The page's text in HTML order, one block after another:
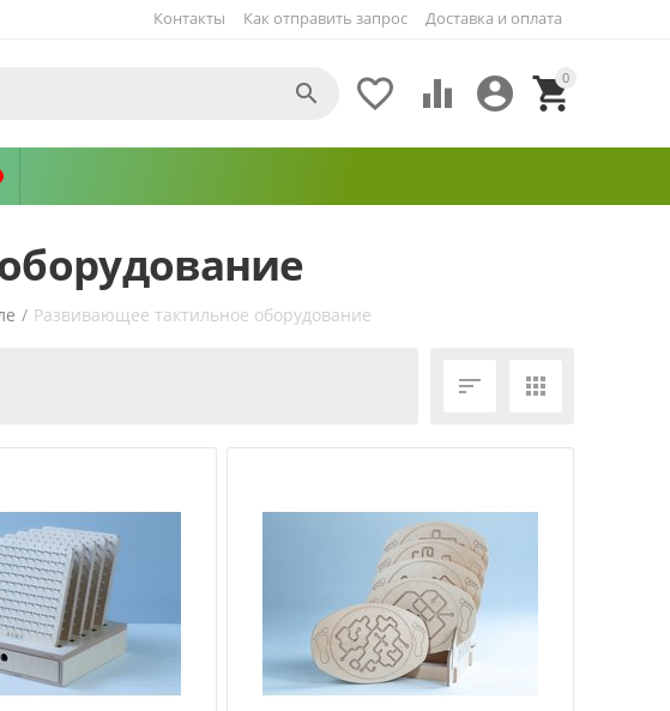
Как отправить запрос Доставка и оплата
Контакты
0


 

/ Развивающее тактильное оборудование
 